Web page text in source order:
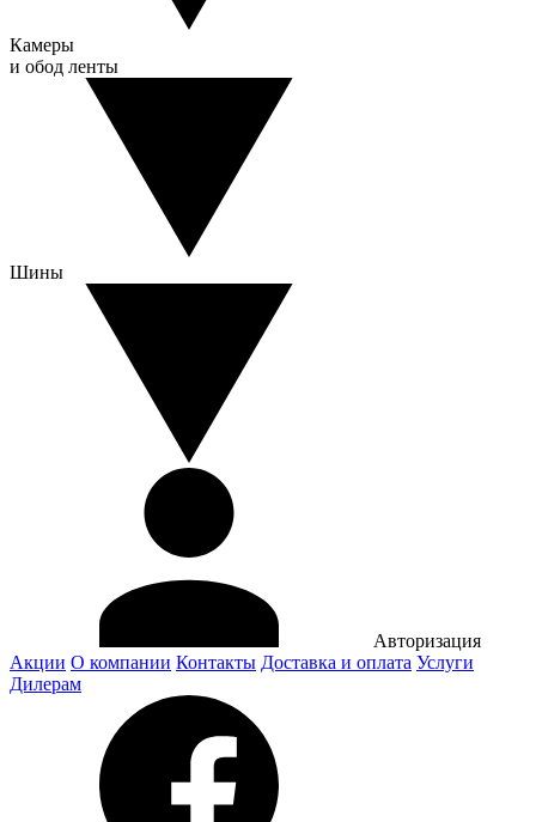
Камеры
и обод ленты
Шины
Авторизация
Акции О компании Контакты Доставка и оплата Услуги
Дилерам